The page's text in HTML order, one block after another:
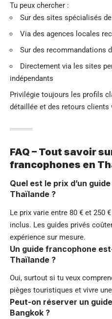
Tu peux chercher :
Sur des sites spécialisés
Via des agences locales
Sur des recommandations
Directement via les sites
indépendants
Privilégie toujours les profils
détaillée et des retours clients
FAQ – Tout savoir
francophones en
Quel est le prix d’un
Thaïlande ?
Le prix varie entre 80 € et 250
inclus. Les guides privés
expérience sur mesure.
Un guide francophone
Thaïlande ?
Oui, surtout si tu veux
pièges touristiques et vivre
Peut-on réserver un
Bangkok ?